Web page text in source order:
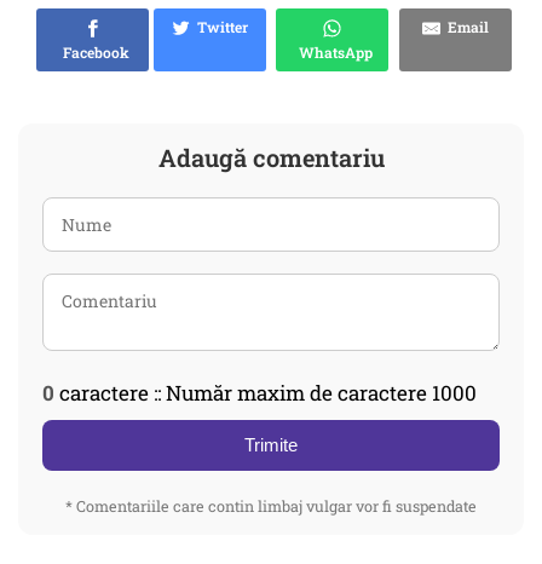
Facebook
Twitter
WhatsApp
Email
Adaugă comentariu
0 caractere :: Număr maxim de caractere 1000
Trimite
* Comentariile care contin limbaj vulgar vor fi suspendate